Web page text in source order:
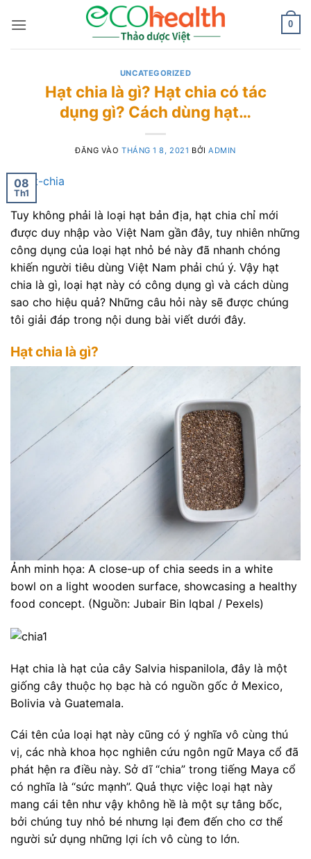
qua
0
UNCATEGORIZED
Hạt chia là gì? Hạt chia có tác
dụng gì? Cách dùng hạt…
ĐĂNG VÀO THÁNG 1 8, 2021 BỞIADMIN
08
Th1
Tuy không phải là loại hạt bản địa, hạt chia chỉ mới
được duy nhập vào Việt Nam gần đây, tuy nhiên những
công dụng của loại hạt nhỏ bé này đã nhanh chóng
khiến người tiêu dùng Việt Nam phải chú ý. Vậy hạt
chia là gì, loại hạt này có công dụng gì và cách dùng
sao cho hiệu quả? Những câu hỏi này sẽ được chúng
tôi giải đáp trong nội dung bài viết dưới đây.
Hạt chia là gì?
Ảnh minh họa: A close-up of chia seeds in a white
bowl on a light wooden surface, showcasing a healthy
food concept. (Nguồn: Jubair Bin Iqbal / Pexels)
Hạt chia là hạt của cây Salvia hispanilola, đây là một
giống cây thuộc họ bạc hà có nguồn gốc ở Mexico,
Bolivia và Guatemala.
Cái tên của loại hạt này cũng có ý nghĩa vô cùng thú
vị, các nhà khoa học nghiên cứu ngôn ngữ Maya cổ đã
phát hện ra điều này. Sở dĩ “chia” trong tiếng Maya cổ
có nghĩa là “sức mạnh”. Quả thực việc loại hạt này
mang cái tên như vậy không hề là một sự tâng bốc,
bởi chúng tuy nhỏ bé nhưng lại đem đến cho cơ thể
người sử dụng những lợi ích vô cùng to lớn.